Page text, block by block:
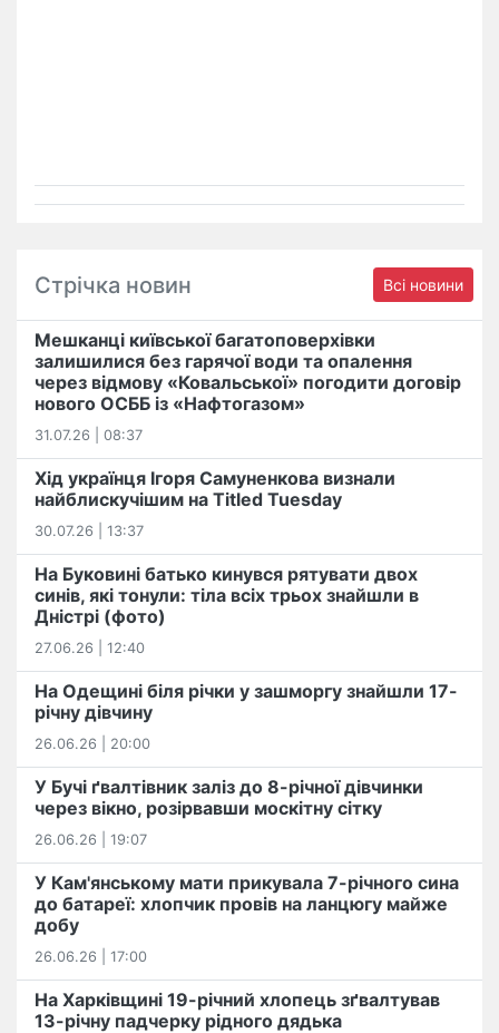
Стрічка новин Всі новини
Мешканці київської багатоповерхівки
залишилися без гарячої води та опалення
через відмову «Ковальської» погодити договір
нового ОСББ із «Нафтогазом»
31.07.26 | 08:37
Хід українця Ігоря Самуненкова визнали
найблискучішим на Titled Tuesday
30.07.26 | 13:37
На Буковині батько кинувся рятувати двох
синів, які тонули: тіла всіх трьох знайшли в
Дністрі (фото)
27.06.26 | 12:40
На Одещині біля річки у зашморгу знайшли 17-
річну дівчину
26.06.26 | 20:00
У Бучі ґвалтівник заліз до 8-річної дівчинки
через вікно, розірвавши москітну сітку
26.06.26 | 19:07
У Кам'янському мати прикувала 7-річного сина
до батареї: хлопчик провів на ланцюгу майже
добу
26.06.26 | 17:00
На Харківщині 19-річний хлопець​ ️зґвалтував
13-річну падчерку рідного дядька